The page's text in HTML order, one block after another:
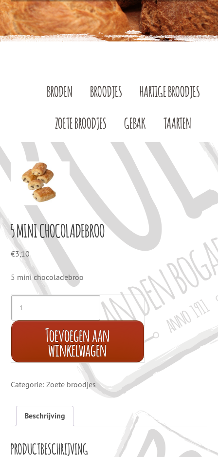
BRODEN BROODJES HARTIGE BROODJES
ZOETE BROODJES GEBAK TAARTEN
5 MINI CHOCOLADEBROO
€3,10
5 mini chocoladebroo
Toevoegen aan
winkelwagen
Categorie:Zoete broodjes
Beschrijving
PRODUCTBESCHRIJVING